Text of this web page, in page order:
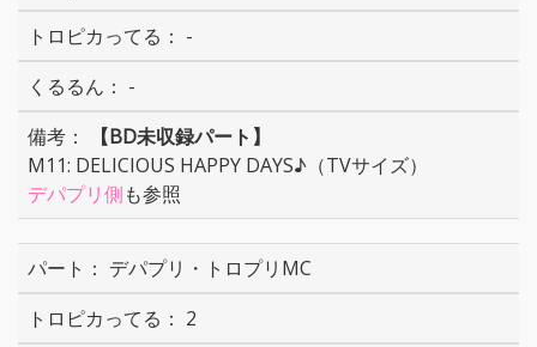
-
-
【BD未収録パート】
M11: DELICIOUS HAPPY DAYS♪（TVサイズ）
デパプリ側も参照
デパプリ・トロプリMC
2